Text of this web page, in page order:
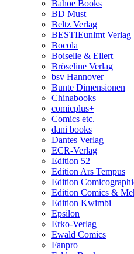
Bahoe Books
BD Must
Beltz Verlag
BESTIEunlmt Verlag
Bocola
Boiselle & Ellert
Bröseline Verlag
bsv Hannover
Bunte Dimensionen
Chinabooks
comicplus+
Comics etc.
dani books
Dantes Verlag
ECR-Verlag
Edition 52
Edition Ars Tempus
Edition
Edition Comics &
Edition Kwimbi
Epsilon
Erko-Verlag
Ewald Comics
Fanpro